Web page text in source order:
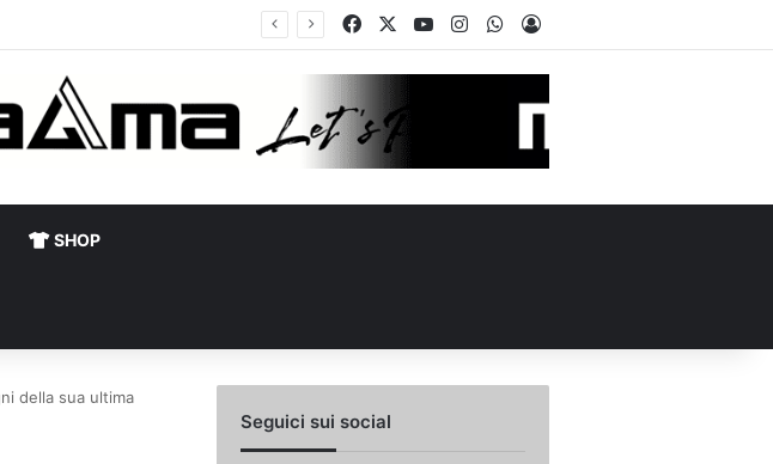
granata FacebookYou TubeInstagramWhatsApp
Accedi
SHOP
della sua ultima
Seguici sui social